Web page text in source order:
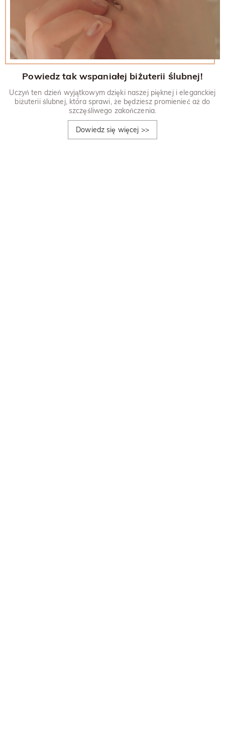
Powiedz tak wspaniałej biżuterii ślubnej!
Uczyń ten dzień wyjątkowym dzięki naszej pięknej i eleganckiej
biżuterii ślubnej, która sprawi, że będziesz promienieć aż do
szczęśliwego zakończenia.
Dowiedz się więcej >>